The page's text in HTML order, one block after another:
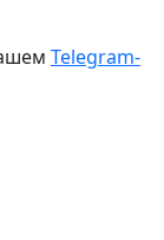
Telegram-